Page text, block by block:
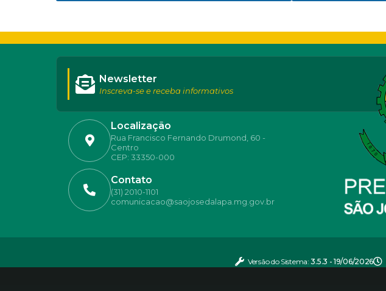
Localização
Rua Francisco Fernando Drumond, 60 -
Centro
CEP: 33350-000
Contato
(31) 2010-1101
comunicacao@saojosedalapa.mg.gov.br
Newsletter
Inscreva-se e receba informativos
Versão do Sistema:3.5.3 - 19/06/2026